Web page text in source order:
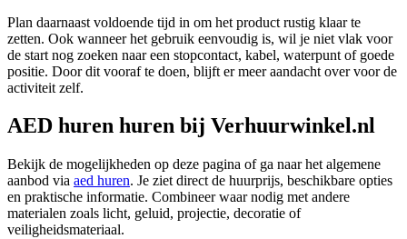
Plan daarnaast voldoende tijd in om het product rustig klaar te
zetten. Ook wanneer het gebruik eenvoudig is, wil je niet vlak voor
de start nog zoeken naar een stopcontact, kabel, waterpunt of goede
positie. Door dit vooraf te doen, blijft er meer aandacht over voor de
activiteit zelf.
AED huren huren bij Verhuurwinkel.nl
Bekijk de mogelijkheden op deze pagina of ga naar het algemene
aanbod via aed huren. Je ziet direct de huurprijs, beschikbare opties
en praktische informatie. Combineer waar nodig met andere
materialen zoals licht, geluid, projectie, decoratie of
veiligheidsmateriaal.